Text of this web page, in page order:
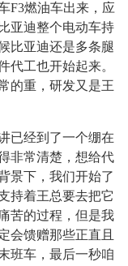
F3燃油车出来，应
亚迪整个电动车持
比亚迪还是多条腿
代工也开始起来。
的重，研发又是王
已经到了一个绷在
非常清楚，想给代
景下，我们开始了
持着王总要去把它
苦的过程，但是我
会馈赠那些正直且
班车，最后一秒咱